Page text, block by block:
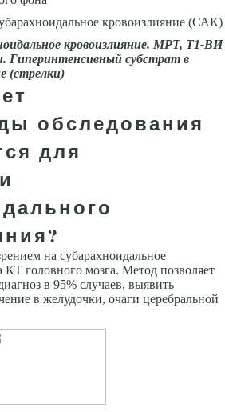
кровоизлияние. МРТ, Т1-ВИ
Гиперинтенсивный субстрат в
(стрелки)
обследования
для
на субарахноидальное
КТ головного мозга. Метод позволяет
в 95% случаев, выявить
в желудочки, очаги церебральной